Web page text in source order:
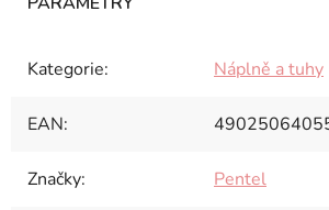
Kategorie: Náplně a tuhy
EAN:
Značky: Pentel